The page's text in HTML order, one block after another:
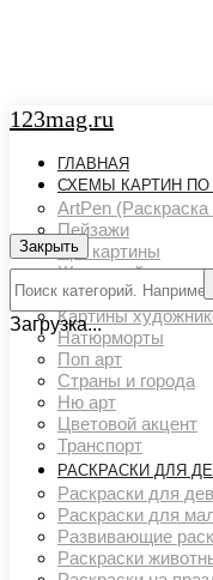
123mag.ru
ГЛАВНАЯ
СХЕМЫ КАРТИН
ArtPen
Пейзажи
Арт картины
Животный мир
Люди
Картины
Натюрморты
Поп арт
Страны и города
Ню арт
Цветовой акцент
Транспорт
РАСКРАСКИ ДЛЯ
Раскраски для
Раскраски для
Развивающие
Раскраски
Закрыть
Загрузка...